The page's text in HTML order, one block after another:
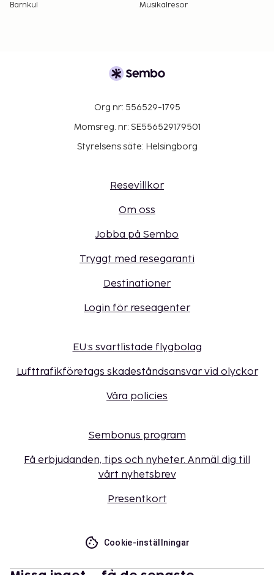
Barnkul
Musikalresor
Org nr: 556529-1795
Momsreg. nr: SE556529179501
Styrelsens säte: Helsingborg
Resevillkor
Om oss
Jobba på Sembo
Tryggt med resegaranti
Destinationer
Login för reseagenter
EU:s svartlistade flygbolag
Lufttrafikföretags skadeståndsansvar vid olyckor
Våra policies
Sembonus program
Få erbjudanden, tips och nyheter. Anmäl dig till
vårt nyhetsbrev
Presentkort
Cookie-inställningar